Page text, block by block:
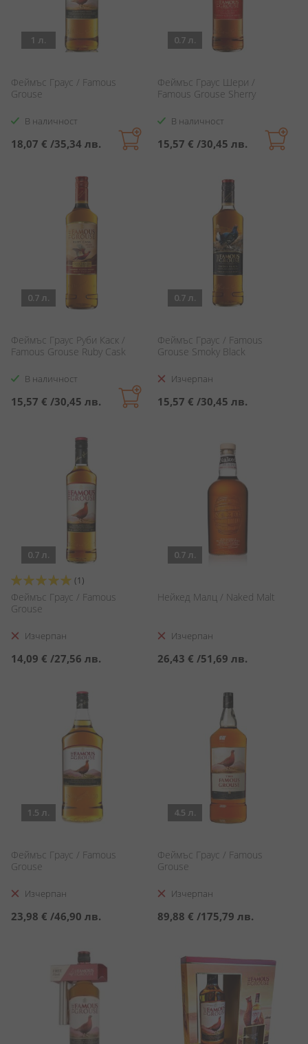
1 л.
Феймъс Граус / Famous
Grouse
В наличност
18,07 € /35,34 лв.
0.7 л.
Феймъс Граус Шери /
Famous Grouse Sherry
В наличност
15,57 € /30,45 лв.
0.7 л.
Феймъс Граус Руби Каск /
Famous Grouse Ruby Cask
В наличност
15,57 € /30,45 лв.
0.7 л.
Феймъс Граус / Famous
Grouse Smoky Black
Изчерпан
15,57 € /30,45 лв.
0.7 л.
Оценка:
100%
(1)
Феймъс Граус / Famous
Grouse
Изчерпан
14,09 € /27,56 лв.
0.7 л.
Нейкед Малц / Naked Malt
Изчерпан
26,43 € /51,69 лв.
1.5 л.
Феймъс Граус / Famous
Grouse
Изчерпан
23,98 € /46,90 лв.
4.5 л.
Феймъс Граус / Famous
Grouse
Изчерпан
89,88 € /175,79 лв.